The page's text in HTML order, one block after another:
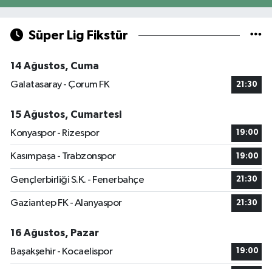
Süper Lig Fikstür
14 Ağustos, Cuma
Galatasaray - Çorum FK
21:30
15 Ağustos, Cumartesi
Konyaspor - Rizespor
19:00
Kasımpaşa - Trabzonspor 19:00
Gençlerbirliği S.K. - Fenerbahçe 21:30
Gaziantep FK - Alanyaspor 21:30
16 Ağustos, Pazar
Başakşehir - Kocaelispor
19:00